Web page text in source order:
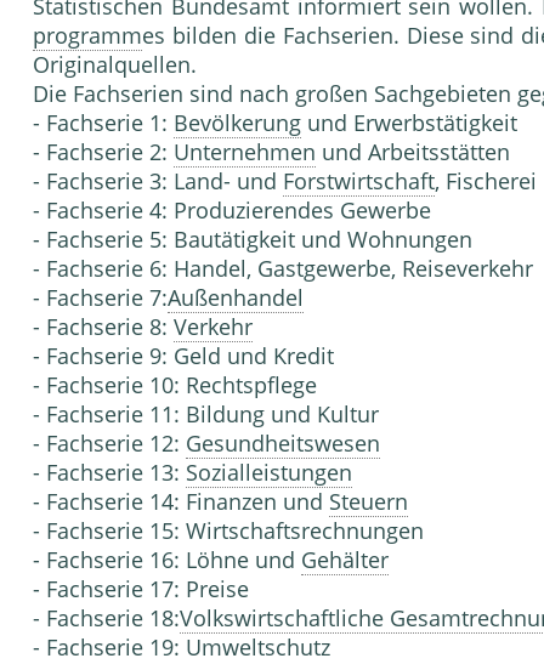
Statistischen Bundes­amt informiert sein
programmes bilden die Fachserien. Diese sind
Originalquellen.
Die Fachserien sind nach großen Sachgebieten
- Fachserie 1: Bevölkerung und Erwerbs­tätigkeit
- Fachserie 2: Unternehmen und Arbeits­stätten
- Fachserie 3: Land- und Forstwirtschaft, Fischerei
- Fachserie 4: Produzierendes Gewerbe
- Fachserie 5: Bautätigkeit und Wohnungen
- Fachserie 6: Handel, Gastgewerbe, Reiseverkehr
- Fachserie 7:Außenhandel
- Fachserie 8: Verkehr
- Fachserie 9: Geld und Kredit
- Fachserie 10: Rechtspflege
- Fachserie 11: Bildung und Kultur
- Fachserie 12: Gesundheitswesen
- Fachserie 13: Sozialleistungen
- Fachserie 14: Finanzen und Steuern
- Fachserie 15: Wirtschaftsrechnungen
- Fachserie 16: Löhne und Gehälter
- Fachserie 17: Preise
- Fachserie 18:Volkswirtschaftliche
- Fachserie 19: Umweltschutz